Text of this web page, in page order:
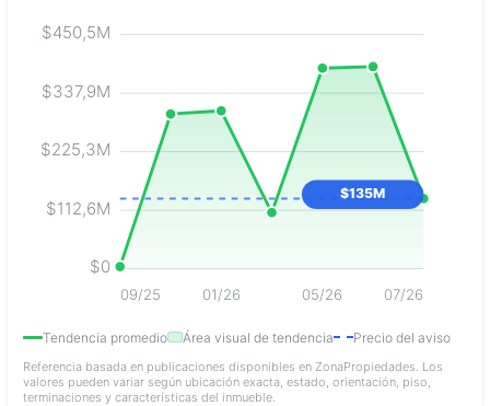
$0
$112,6M
$225,3M
$337,9M
$450,5M
09/25 01/26 05/26 07/26
$135M
Tendencia promedio Área visual de tendencia Precio del aviso
Referencia basada en publicaciones disponibles en ZonaPropiedades. Los
valores pueden variar según ubicación exacta, estado, orientación, piso,
terminaciones y características del inmueble.